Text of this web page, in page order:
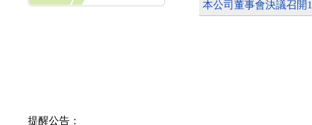
華旭先進:代重要子公司
本公司董事會決議召開
提醒公告：